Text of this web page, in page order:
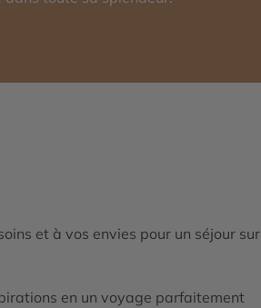
et à vos envies pour un séjour sur
en un voyage parfaitement